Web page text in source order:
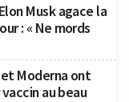
Musk agace la
: « Ne mords
Moderna ont
au beau